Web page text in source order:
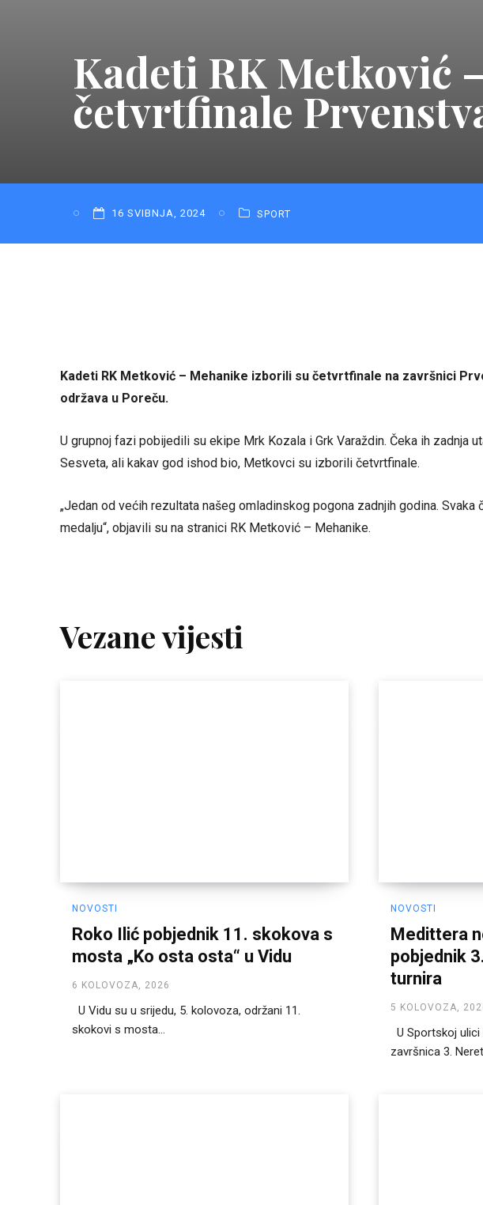
Kadeti RK Metković
četvrtfinale
16 SVIBNJA, 2024 SPORT
Kadeti RK Metković – Mehanike izborili su četvrtfinale na završnici
održava u Poreču.
U grupnoj fazi pobijedili su ekipe Mrk Kozala i Grk Varaždin. Čeka ih zadnja
Sesveta, ali kakav god ishod bio, Metkovci su izborili četvrtfinale.
„Jedan od većih rezultata našeg omladinskog pogona zadnjih godina.
medalju“, objavili su na stranici RK Metković – Mehanike.
Vezane vijesti
NOVOSTI
Roko Ilić pobjednik 11. skokova s
mosta „Ko osta osta“ u Vidu
6 KOLOVOZA, 2026
U Vidu su u srijedu, 5. kolovoza, održani 11.
skokovi s mosta...
NOVOSTI
Medittera
pobjednik
turnira
5 KOLOVOZA,
U Sportskoj
završnica 3.